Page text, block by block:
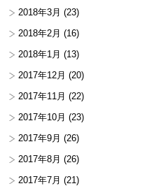
2018年3月 (23)
2018年2月 (16)
2018年1月 (13)
2017年12月 (20)
2017年11月 (22)
2017年10月 (23)
2017年9月 (26)
2017年8月 (26)
2017年7月 (21)